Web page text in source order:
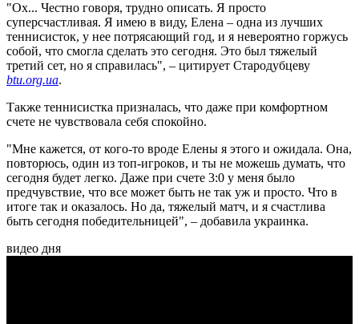
"Ох... Честно говоря, трудно описать. Я просто
суперсчастливая. Я имею в виду, Елена – одна из лучших
теннисисток, у нее потрясающий год, и я невероятно горжусь
собой, что смогла сделать это сегодня. Это был тяжелый
третий сет, но я справилась", – цитирует Стародубцеву
btu.org.ua.
Также теннисистка призналась, что даже при комфортном
счете не чувствовала себя спокойно.
"Мне кажется, от кого-то вроде Елены я этого и ожидала. Она,
повторюсь, один из топ-игроков, и ты не можешь думать, что
сегодня будет легко. Даже при счете 3:0 у меня было
предчувствие, что все может быть не так уж и просто. Что в
итоге так и оказалось. Но да, тяжелый матч, и я счастлива
быть сегодня победительницей", – добавила украинка.
видео дня